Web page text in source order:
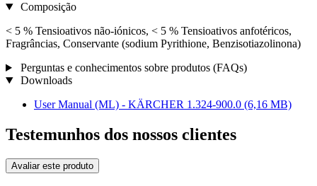
Composição
< 5 % Tensioativos não-iónicos, < 5 % Tensioativos anfotéricos,
Fragrâncias, Conservante (sodium Pyrithione, Benzisotiazolinona)
Perguntas e conhecimentos sobre produtos (FAQs)
Downloads
User Manual (ML) - KÄRCHER 1.324-900.0 (6,16 MB)
Testemunhos dos nossos clientes
Avaliar este produto